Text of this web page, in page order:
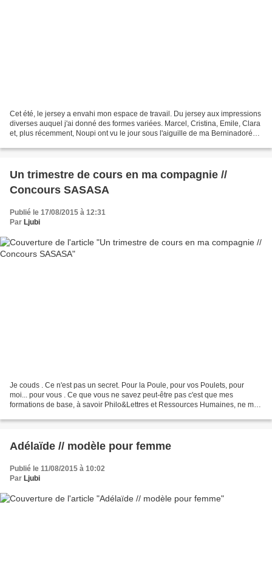
Cet été, le jersey a envahi mon espace de travail. Du jersey aux impressions
diverses auquel j'ai donné des formes variées. Marcel, Cristina, Emile, Clara
et, plus récemment, Noupi ont vu le jour sous l'aiguille de ma Berninadorée.
Un trimestre de cours en ma compagnie //
Concours SASASA
Publié le 17/08/2015 à 12:31
Par Ljubi
Je couds . Ce n'est pas un secret. Pour la Poule, pour vos Poulets, pour
moi... pour vous . Ce que vous ne savez peut-être pas c'est que mes
formations de base, à savoir Philo&Lettres et Ressources Humaines, ne me
Adélaïde // modèle pour femme
Publié le 11/08/2015 à 10:02
Par Ljubi